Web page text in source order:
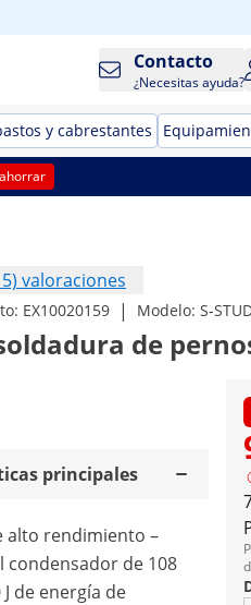
Contacto
¿Necesitas ayuda?
y cabrestantes
valoraciones
EX10020159 | Modelo: S-
de
principales
alto rendimiento –
condensador de 108
J de energía de